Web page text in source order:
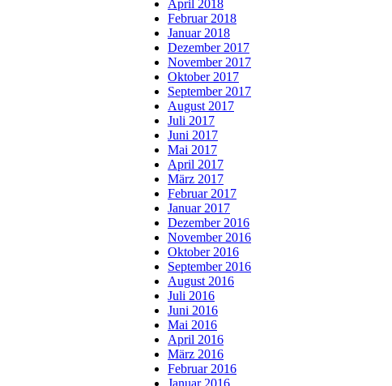
April 2018
Februar 2018
Januar 2018
Dezember 2017
November 2017
Oktober 2017
September 2017
August 2017
Juli 2017
Juni 2017
Mai 2017
April 2017
März 2017
Februar 2017
Januar 2017
Dezember 2016
November 2016
Oktober 2016
September 2016
August 2016
Juli 2016
Juni 2016
Mai 2016
April 2016
März 2016
Februar 2016